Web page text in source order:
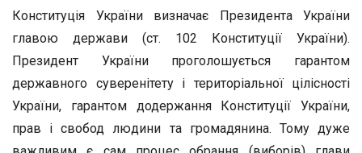
Конституція України визначає Президента України
главою держави (ст. 102 Конституції України).
Президент України проголошується гарантом
державного суверенітету і територіальної цілісності
України, гарантом додержання Конституції України,
прав і свобод людини та громадянина. Тому дуже